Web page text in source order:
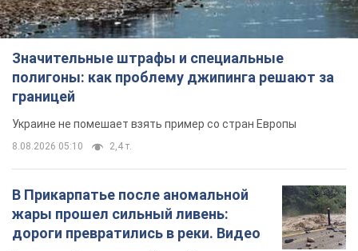
Значительные штрафы и специальные
полигоны: как проблему джипинга решают за
границей
Украине не помешает взять пример со стран Европы
8.08.2026 05:10 2,4 т.
В Прикарпатье после аномальной
жары прошел сильный ливень:
дороги превратились в реки. Видео